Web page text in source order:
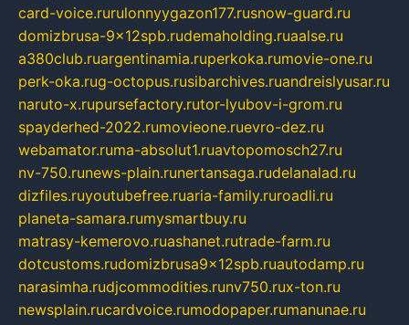
card-voice.rurulonnyygazon177.rusnow-guard.ru
domizbrusa-9x12spb.rudemaholding.ruaalse.ru
a380club.ruargentinamia.ruperkoka.rumovie-one.ru
perk-oka.rug-octopus.rusibarchives.ruandreislyusar.ru
naruto-x.rupursefactory.rutor-lyubov-i-grom.ru
spayderhed-2022.rumovieone.ruevro-dez.ru
webamator.ruma-absolut1.ruavtopomosch27.ru
nv-750.runews-plain.runertansaga.rudelanalad.ru
dizfiles.ruyoutubefree.ruaria-family.ruroadli.ru
planeta-samara.rumysmartbuy.ru
matrasy-kemerovo.ruashanet.rutrade-farm.ru
dotcustoms.rudomizbrusa9x12spb.ruautodamp.ru
narasimha.rudjcommodities.runv750.rux-ton.ru
newsplain.rucardvoice.rumodopaper.rumanunae.ru